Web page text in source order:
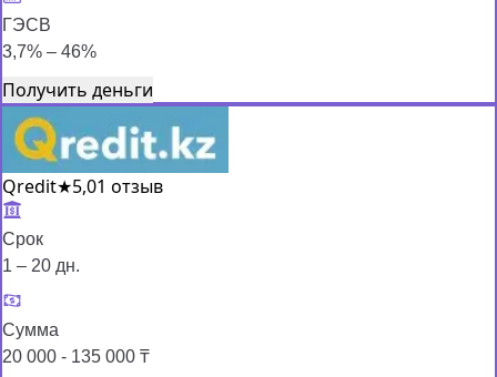
ГЭСВ
3,7% – 46%
Получить деньги
Qredit★5,01 отзыв
Срок
1 – 20 дн.
Сумма
20 000 - 135 000 ₸